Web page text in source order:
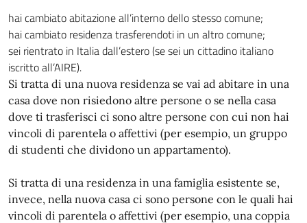
hai cambiato abitazione all’interno dello stesso comune;
hai cambiato residenza trasferendoti in un altro comune;
sei rientrato in Italia dall’estero (se sei un cittadino italiano
iscritto all’AIRE).
Si tratta di una nuova residenza se vai ad abitare in una
casa dove non risiedono altre persone o se nella casa
dove ti trasferisci ci sono altre persone con cui non hai
vincoli di parentela o affettivi (per esempio, un gruppo
di studenti che dividono un appartamento).
Si tratta di una residenza in una famiglia esistente se,
invece, nella nuova casa ci sono persone con le quali hai
vincoli di parentela o affettivi (per esempio, una coppia